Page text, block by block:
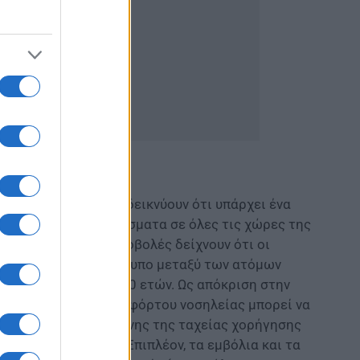
καταδεικνύουν ότι υπάρχει ένα
σοβαρά αποτελέσματα σε όλες τις χώρες της
Οι στατικές προβολές δείχνουν ότι οι
μεγαλύτερο αντίκτυπο μεταξύ των ατόμων
κάτω των 60 ετών. Ως απόκριση στην
κίνδυνο υψηλού φόρτου νοσηλείας μπορεί να
συμπεριλαμβανομένης της ταχείας χορήγησης
σε κίνδυνο. Επιπλέον, τα εμβόλια και τα